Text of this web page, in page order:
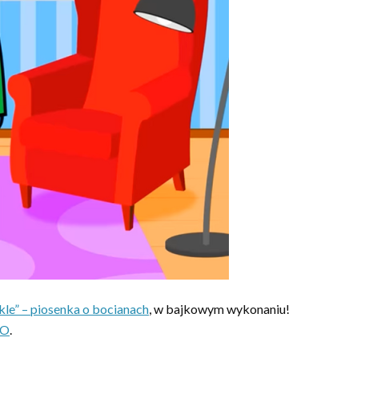
– piosenka o bocianach, w bajkowym wykonaniu!
.